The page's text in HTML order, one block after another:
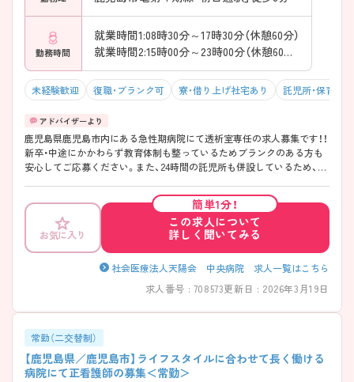
勤務時間
就業時間1:08時30分～17時30分（休憩60分）
就業時間2:15時00分～23時00分（休憩60分）
未経験歓迎 復職・ブランク可 寮・借り上げ社宅あり 託児所・保育支
鹿児島県鹿児島市内にある急性期病院にて透析室専任の求人募集です！！
新卒・中途にかかわらず教育体制も整っているためブランクのある方も
安心してご応募ください。また、24時間の託児所も併設しているため、子
致しますのでお気軽にご連絡ください。
お気に入り
簡単1分！
この求人について
詳しく聞いてみる
社会医療法人天陽会 中央病院 求人一覧はこちら
求人番号 : 708573更新日 : 2026年3月19日
常勤（二交替制）
【鹿児島県／鹿児島市】ライフスタイルに合わせて長く働ける
病院にて正看護師の募集＜常勤＞